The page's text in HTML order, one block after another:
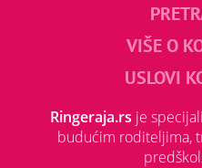
VIŠE O
USLOVI
Ringeraja.rs je
budućim roditeljima,